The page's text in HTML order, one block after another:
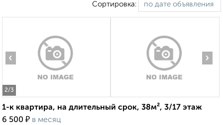
Сортировка:
2/3
‹ ›
1-к квартира, на длительный срок, 38м², 3/17 этаж
6 500 ₽ в месяц